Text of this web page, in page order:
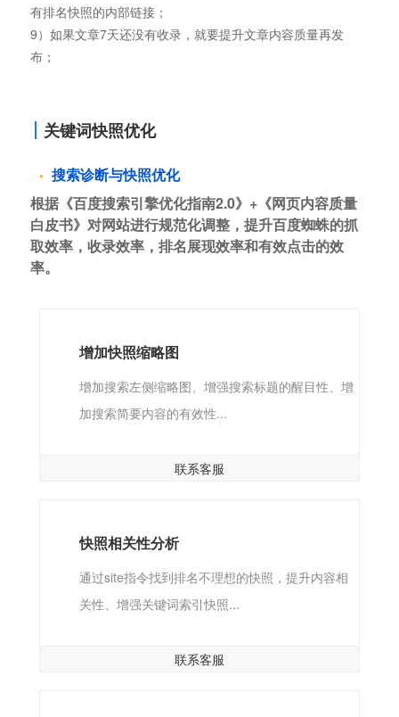
有排名快照的内部链接；
9）如果文章7天还没有收录，就要提升文章内容质量再发
布；
关键词快照优化
搜索诊断与快照优化
根据《百度搜索引擎优化指南2.0》+《网页内容质量
白皮书》对网站进行规范化调整，提升百度蜘蛛的抓
取效率，收录效率，排名展现效率和有效点击的效
率。
增加快照缩略图
增加搜索左侧缩略图、增强搜索标题的醒目性、增
加搜索简要内容的有效性...
联系客服
快照相关性分析
通过site指令找到排名不理想的快照，提升内容相
关性、增强关键词索引快照...
联系客服